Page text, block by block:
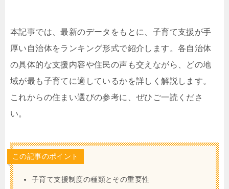
本記事では、最新のデータをもとに、子育て支援が手
厚い自治体をランキング形式で紹介します。各自治体
の具体的な支援内容や住民の声も交えながら、どの地
域が最も子育てに適しているかを詳しく解説します。
これからの住まい選びの参考に、ぜひご一読くださ
い。
この記事のポイント
子育て支援制度の種類とその重要性